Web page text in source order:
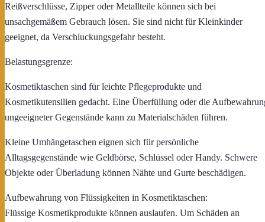
Reißverschlüsse, Zipper oder Metallteile können sich bei
unsachgemäßem Gebrauch lösen. Sie sind nicht für Kleinkinder
geeignet, da Verschluckungsgefahr besteht.
Belastungsgrenze:
Kosmetiktaschen sind für leichte Pflegeprodukte und
Kosmetikutensilien gedacht. Eine Überfüllung oder die
ungeeigneter Gegenstände kann zu Materialschäden führen.
Kleine Umhängetaschen eignen sich für persönliche
Alltagsgegenstände wie Geldbörse, Schlüssel oder Handy. Schwere
Objekte oder Überladung können Nähte und Gurte beschädigen.
Aufbewahrung von Flüssigkeiten in Kosmetiktaschen:
Flüssige Kosmetikprodukte können auslaufen. Um Schäden an